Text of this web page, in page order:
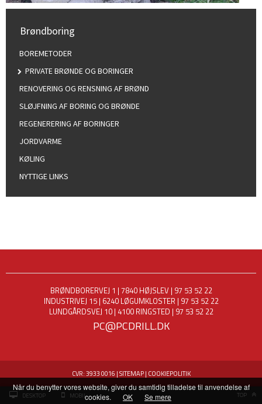
Brøndboring
BOREMETODER
PRIVATE BRØNDE OG BORINGER
RENOVERING OG RENSNING AF BRØND
SLØJFNING AF BORING OG BRØNDE
REGENERERING AF BORINGER
JORDVARME
KØLING
NYTTIGE LINKS
BRØNDBORERVEJ 1 | 7840 HØJSLEV | 97 53 52 22
INDUSTRIVEJ 15 | 6240 LØGUMKLOSTER | 97 53 52 22
LUNDGÅRDSVEJ 10 | 4100 RINGSTED | 97 53 52 22
PC@PCDRILL.DK
CVR: 3933 0016 |SITEMAP | COOKIEPOLITIK
DESKTOP MOBIL TOP
Når du benytter vores website, giver du samtidig tilladelse til anvendelse af
cookies.
OK Se mere